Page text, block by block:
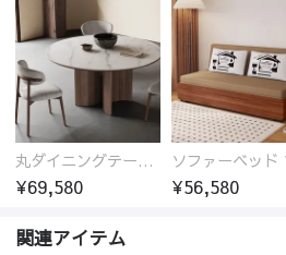
丸ダイニングテーブル セラミック天板 耐熱 キズに強い 丸型 北欧 無垢材 円卓 円型
¥69,580 ¥56,580
関連アイテム